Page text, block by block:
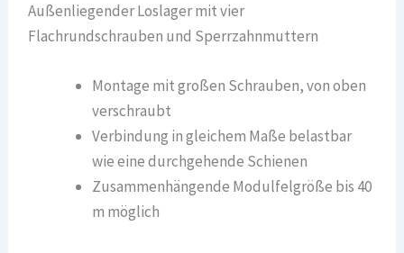
Außenliegender Loslager mit vier
Flachrundschrauben und Sperrzahnmuttern
Montage mit großen Schrauben, von oben
verschraubt
Verbindung in gleichem Maße belastbar
wie eine durchgehende Schienen
Zusammenhängende Modulfelgröße bis 40
m möglich